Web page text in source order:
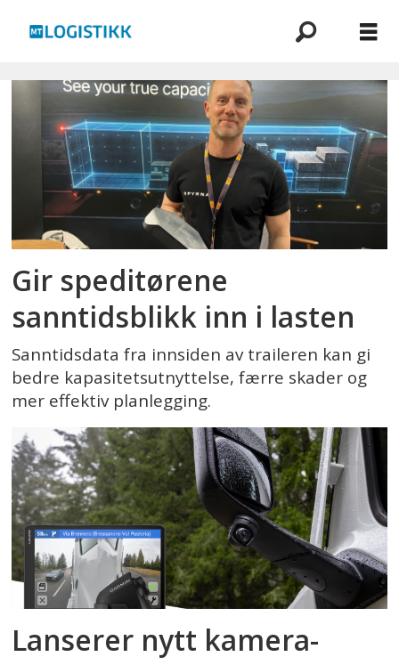
Emne:
kamerasystem
Gir speditørene
sanntidsblikk inn i lasten
Sanntidsdata fra innsiden av traileren kan gi
bedre kapasitetsutnyttelse, færre skader og
mer effektiv planlegging.
Lanserer nytt kamera­